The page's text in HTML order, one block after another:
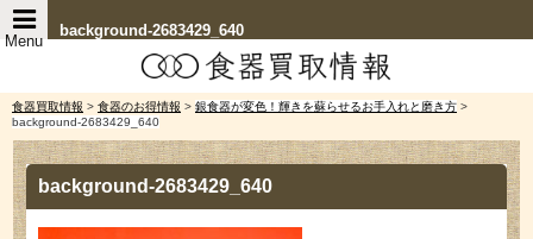
background-2683429_640
Menu
食器買取情報 > 食器のお得情報 > 銀食器が変色！輝きを蘇らせるお手入れと磨き方 >
background-2683429_640
background-2683429_640